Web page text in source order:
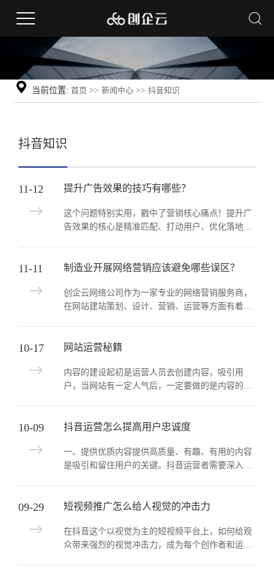
当前位置: 首页 >>新闻中心 >>抖音知识
抖音知识
11-12 提升广告效果的技巧有哪些？
这个问题特别实用，戳中了营销核心痛点！提升广
告效果的核心是精准匹配、打动用户、优化落地，
11-11 制造业开展网络营销应该避免哪些误区？
创企云网络公司作为一家专业的网络营销服务商，
在网站建站策划、设计、营销、运营等方面有着经
10-17 网站运营秘籍
内容的建设起初是运营人员去创建内容，吸引用
户，当网站有一定人气后，一定要做的是内容的日
10-09 抖音运营怎么提高用户忠诚度
一、提供优质内容提供高质量、有趣、有用的内容
是吸引和留住用户的关键。抖音运营者需要深入了
09-29 短视频推广怎么给人视觉的冲击力
在抖音这个以视觉为主的短视频平台上，如何给观
众带来强烈的视觉冲击力，成为每个创作者和运营